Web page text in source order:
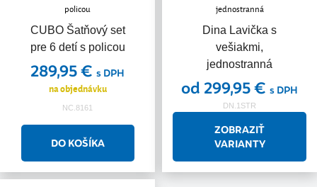
CUBO Šatňový set
pre 6 detí s policou
289,95 € s DPH
na objednávku
NC.8161
Dina Lavička s
vešiakmi,
jednostranná
od 299,95 € s DPH
DN.1STR
ZOBRAZIŤ
VARIANTY